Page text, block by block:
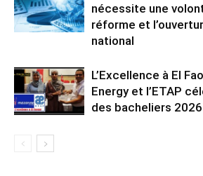
nécessite une
réforme et
national
L’Excellence à El
Energy et l’ETAP
des bacheliers 2026